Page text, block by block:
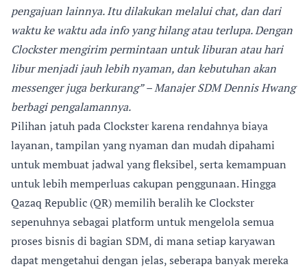
pengajuan lainnya. Itu dilakukan melalui chat, dan dari
waktu ke waktu ada info yang hilang atau terlupa. Dengan
Clockster mengirim permintaan untuk liburan atau hari
libur menjadi jauh lebih nyaman, dan kebutuhan akan
messenger juga berkurang” – Manajer SDM Dennis Hwang
berbagi pengalamannya.
Pilihan jatuh pada Clockster karena rendahnya biaya
layanan, tampilan yang nyaman dan mudah dipahami
untuk membuat jadwal yang fleksibel, serta kemampuan
untuk lebih memperluas cakupan penggunaan. Hingga
Qazaq Republic (QR) memilih beralih ke Clockster
sepenuhnya sebagai platform untuk mengelola semua
proses bisnis di bagian SDM, di mana setiap karyawan
dapat mengetahui dengan jelas, seberapa banyak mereka